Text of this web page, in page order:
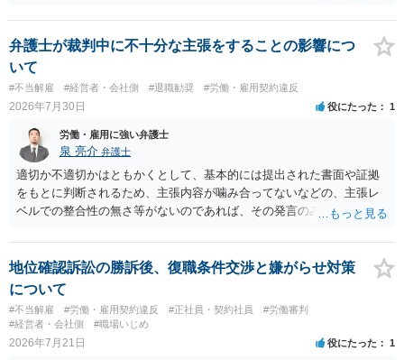
しいかもしれませんが）賃金などの労働債権は他の債務より優先して
支払われます。ただし支払までにかなり時間がかかるでしょう。 さら
に、「独立行政法人労働者健康安全機構 」という公的機関が未払賃金
の立替事業を行っています。詳しくは、同機構の＜未払賃金立替払相
談コーナー＞ TEL 044-431-8663 相談時間：土日祝日を除く9:15～1
7:00 に相談してみてください。同じように未払となった他の従業員の
方がいれば一緒に相談してみるといいでしょう。
弁護士が裁判中に不十分な主張をすることの影響につ
いて
#不当解雇 #経営者・会社側 #退職勧奨 #労働・雇用契約違反
2026年7月30日 役にたった 1
労働・雇用に強い弁護士
泉 亮介 弁護士
適切か不適切かはともかくとして、基本的には提出された書面や証拠
をもとに判断されるため、主張内容が噛み合ってないなどの、主張レ
ベルでの整合性の無さ等がないのであれば、その発言のみで大きく不
地位確認訴訟の勝訴後、復職条件交渉と嫌がらせ対策
について
#不当解雇 #労働・雇用契約違反 #正社員・契約社員
#労働審判
#経営者・会社側
#職場いじめ
2026年7月21日 役にたった 1